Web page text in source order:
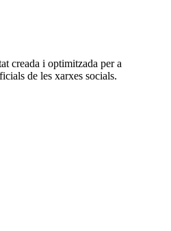
creada i optimitzada per a
de les xarxes socials.